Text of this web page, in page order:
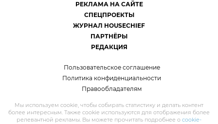
РЕКЛАМА НА САЙТЕ
СПЕЦПРОЕКТЫ
ЖУРНАЛ HOUSECHIEF
ПАРТНЁРЫ
РЕДАКЦИЯ
Пользовательское соглашение
Политика конфиденциальности
Правообладателям
Мы используем cookie, чтобы собирать статистику и делать контент
более интересным. Также cookie используются для отображения более
релевантной рекламы. Вы можете прочитать подробнее о cookie-